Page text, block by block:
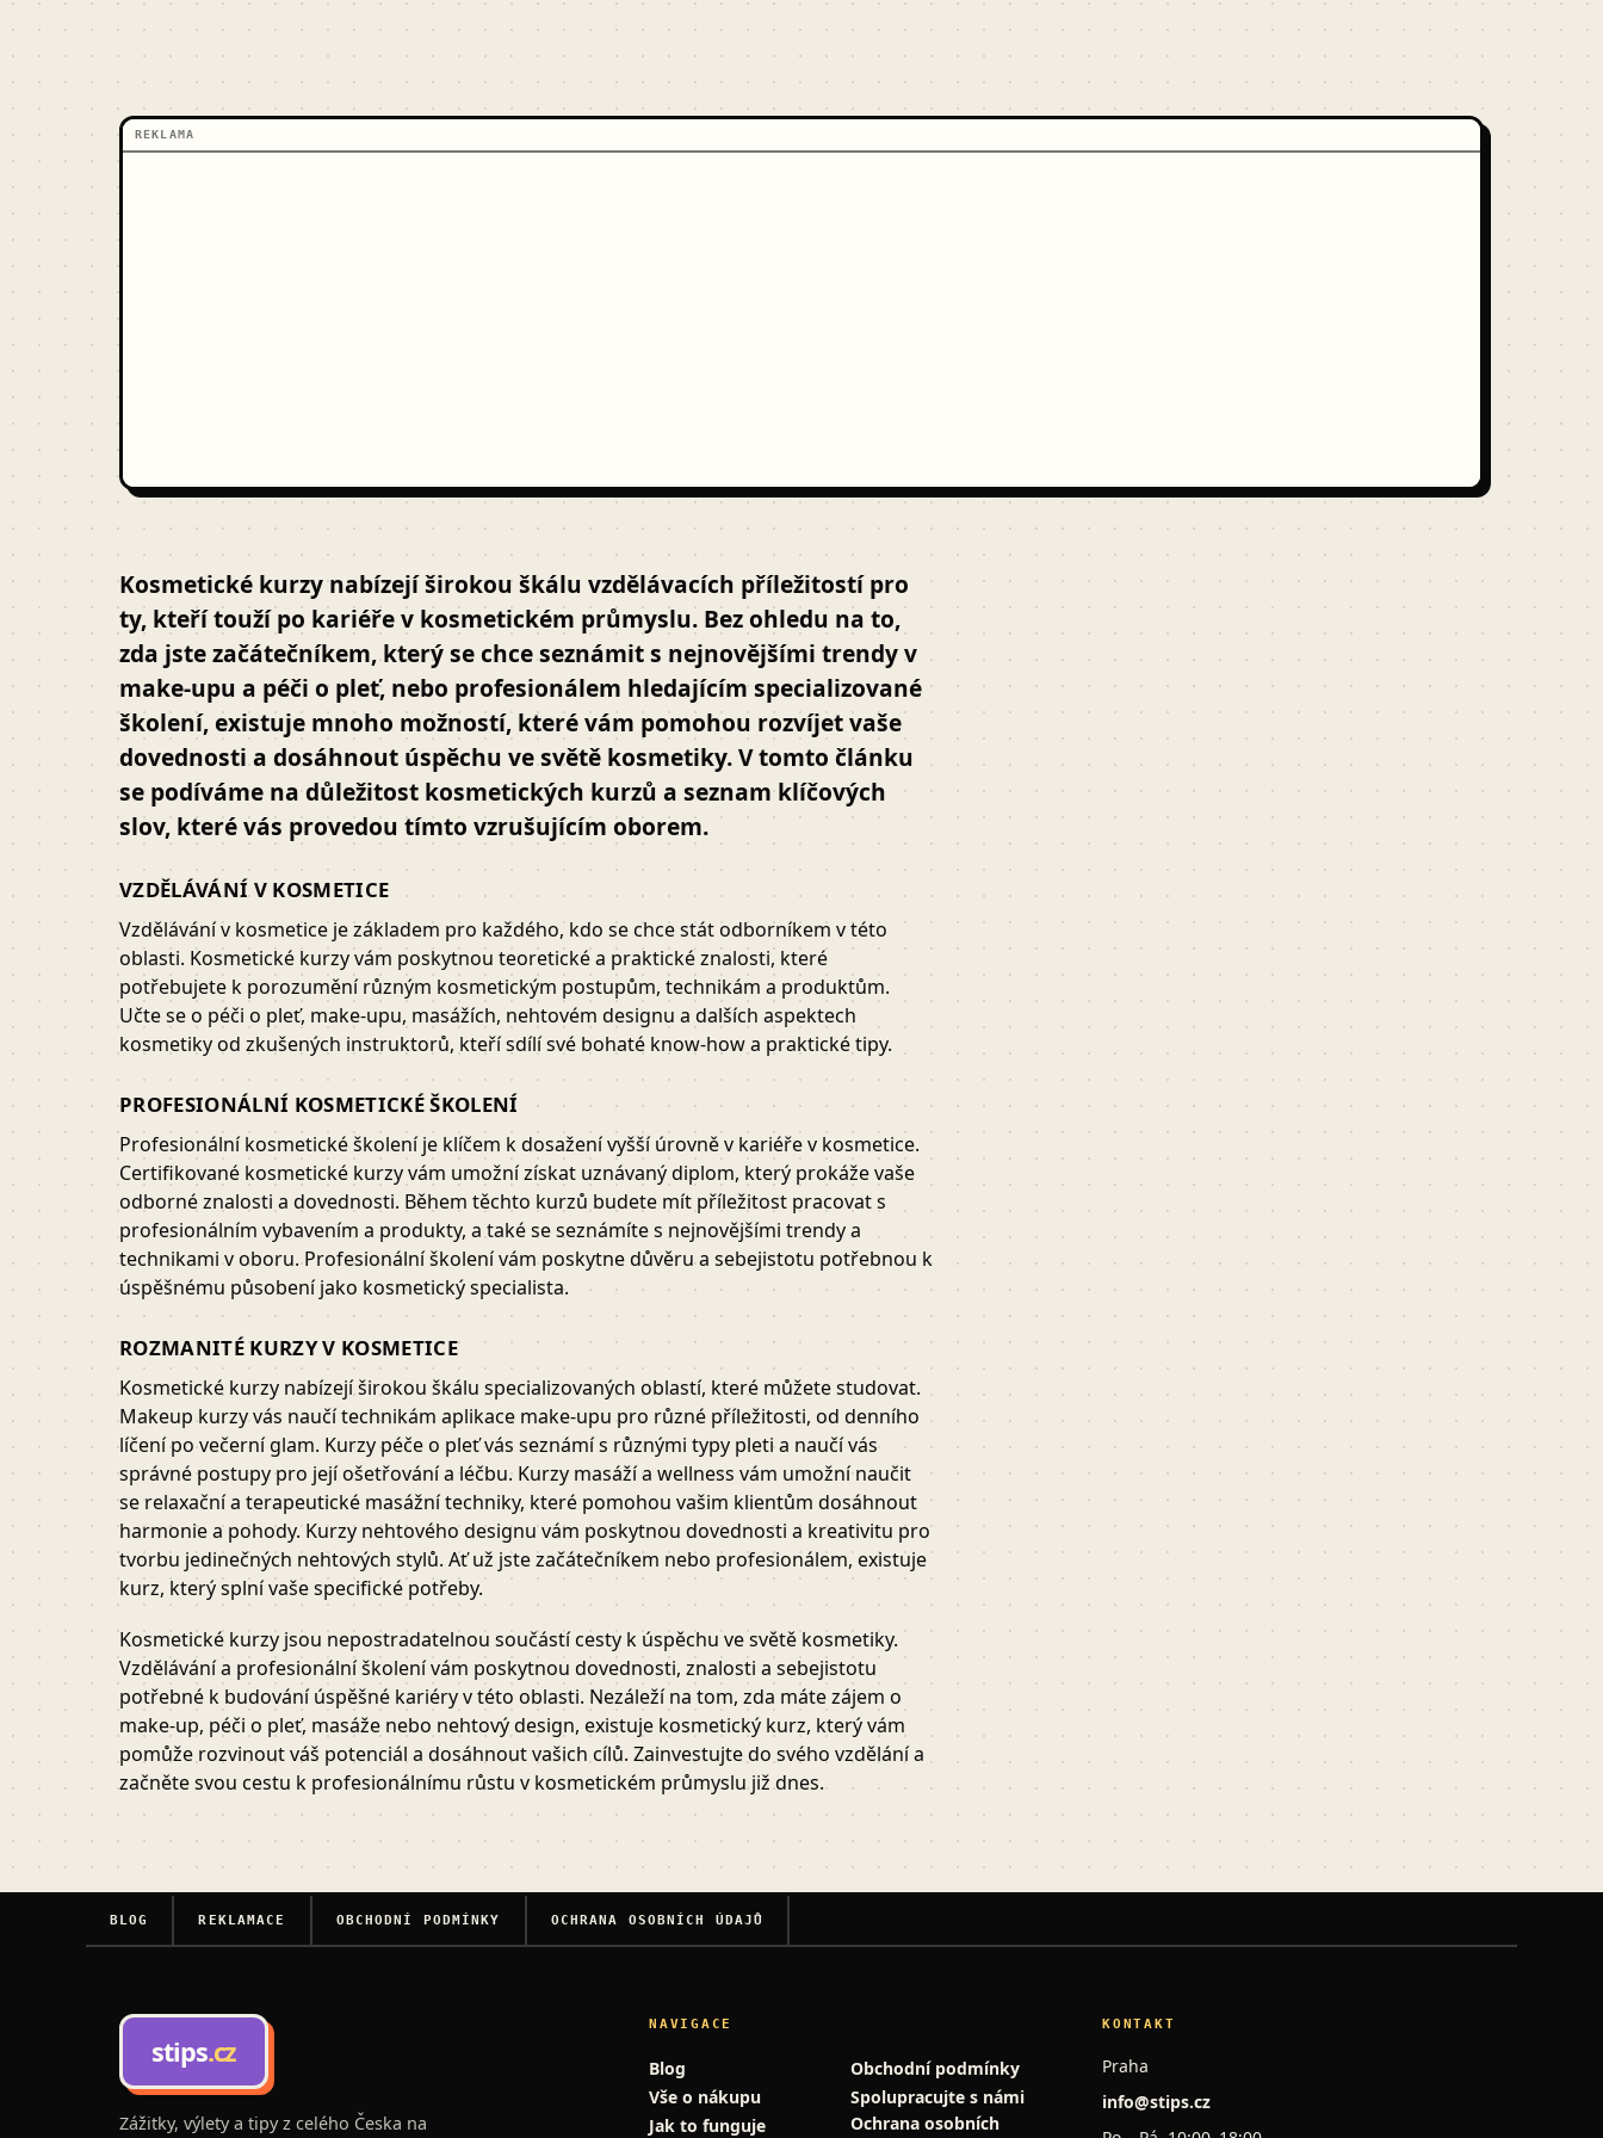
REKLAMA
Kosmetické kurzy nabízejí širokou škálu vzdělávacích příležitostí pro
ty, kteří touží po kariéře v kosmetickém průmyslu. Bez ohledu na to,
zda jste začátečníkem, který se chce seznámit s nejnovějšími trendy v
make-upu a péči o pleť, nebo profesionálem hledajícím specializované
školení, existuje mnoho možností, které vám pomohou rozvíjet vaše
dovednosti a dosáhnout úspěchu ve světě kosmetiky. V tomto článku
se podíváme na důležitost kosmetických kurzů a seznam klíčových
slov, které vás provedou tímto vzrušujícím oborem.
VZDĚLÁVÁNÍ V KOSMETICE
Vzdělávání v kosmetice je základem pro každého, kdo se chce stát odborníkem v této
oblasti. Kosmetické kurzy vám poskytnou teoretické a praktické znalosti, které
potřebujete k porozumění různým kosmetickým postupům, technikám a produktům.
Učte se o péči o pleť, make-upu, masážích, nehtovém designu a dalších aspektech
kosmetiky od zkušených instruktorů, kteří sdílí své bohaté know-how a praktické tipy.
PROFESIONÁLNÍ KOSMETICKÉ ŠKOLENÍ
Profesionální kosmetické školení je klíčem k dosažení vyšší úrovně v kariéře v kosmetice.
Certifikované kosmetické kurzy vám umožní získat uznávaný diplom, který prokáže vaše
odborné znalosti a dovednosti. Během těchto kurzů budete mít příležitost pracovat s
profesionálním vybavením a produkty, a také se seznámíte s nejnovějšími trendy a
technikami v oboru. Profesionální školení vám poskytne důvěru a sebejistotu potřebnou k
úspěšnému působení jako kosmetický specialista.
ROZMANITÉ KURZY V KOSMETICE
Kosmetické kurzy nabízejí širokou škálu specializovaných oblastí, které můžete studovat.
Makeup kurzy vás naučí technikám aplikace make-upu pro různé příležitosti, od denního
líčení po večerní glam. Kurzy péče o pleť vás seznámí s různými typy pleti a naučí vás
správné postupy pro její ošetřování a léčbu. Kurzy masáží a wellness vám umožní naučit
se relaxační a terapeutické masážní techniky, které pomohou vašim klientům dosáhnout
harmonie a pohody. Kurzy nehtového designu vám poskytnou dovednosti a kreativitu pro
tvorbu jedinečných nehtových stylů. Ať už jste začátečníkem nebo profesionálem, existuje
kurz, který splní vaše specifické potřeby.
Kosmetické kurzy jsou nepostradatelnou součástí cesty k úspěchu ve světě kosmetiky.
Vzdělávání a profesionální školení vám poskytnou dovednosti, znalosti a sebejistotu
potřebné k budování úspěšné kariéry v této oblasti. Nezáleží na tom, zda máte zájem o
make-up, péči o pleť, masáže nebo nehtový design, existuje kosmetický kurz, který vám
pomůže rozvinout váš potenciál a dosáhnout vašich cílů. Zainvestujte do svého vzdělání a
začněte svou cestu k profesionálnímu růstu v kosmetickém průmyslu již dnes.
BLOG REKLAMACE OBCHODNÍ PODMÍNKY OCHRANA OSOBNÍCH ÚDAJŮ
stips.cz
Zážitky, výlety a tipy z celého Česka na
NAVIGACE
Blog
Vše o nákupu
Jak to funguje
Obchodní podmínky
Spolupracujte s námi
Ochrana osobních
KONTAKT
Praha
info@stips.cz